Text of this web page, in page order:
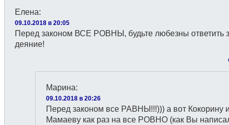
Елена:
09.10.2018 в 20:05
Перед законом ВСЕ РОВНЫ, будьте любезны ответить
деяние!
Марина:
09.10.2018 в 20:26
Перед законом все РАВНЫ!!!))) а вот Кокорину
Мамаеву как раз на все РОВНО (как Вы